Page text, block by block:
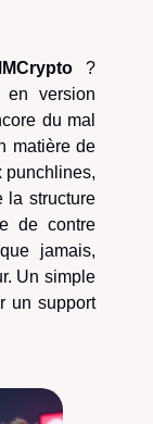
?
version
du mal
matière de
punchlines,
la structure
de contre
jamais,
Un simple
un support